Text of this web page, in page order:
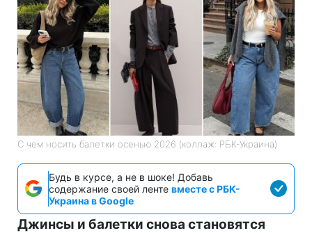
С чем носить балетки осенью 2026 (коллаж: РБК-Украина)
Будь в курсе, а не в шоке! Добавь
содержание своей ленте вместе с РБК-
Украина в Google
Джинсы и балетки снова становятся